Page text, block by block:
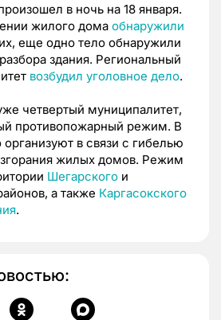
в ночь на 18 января.
жилого дома обнаружили
еще одно тело обнаружили
здания. Региональный
возбудил уголовное дело.
четвертый муниципалитет,
противопожарный режим. В
в связи с гибелью
жилых домов. Режим
Шегарского и
а также Каргасокского
.